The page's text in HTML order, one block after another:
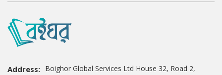
Address: Boighor Global Services Ltd House 32, Road 2,